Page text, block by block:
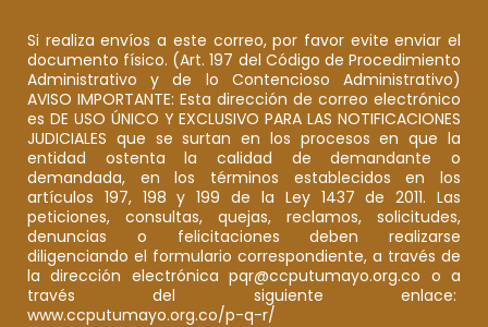
Si realiza envíos a este correo, por favor evite enviar el
documento físico. (Art. 197 del Código de Procedimiento
Administrativo y de lo Contencioso Administrativo)
AVISO IMPORTANTE: Esta dirección de correo electrónico
es DE USO ÚNICO Y EXCLUSIVO PARA LAS NOTIFICACIONES
JUDICIALES que se surtan en los procesos en que la
entidad ostenta la calidad de demandante o
demandada, en los términos establecidos en los
artículos 197, 198 y 199 de la Ley 1437 de 2011. Las
peticiones, consultas, quejas, reclamos, solicitudes,
denuncias o felicitaciones deben realizarse
diligenciando el formulario correspondiente, a través de
la dirección electrónica pqr@ccputumayo.org.co o a
través del siguiente enlace:
www.ccputumayo.org.co/p-q-r/